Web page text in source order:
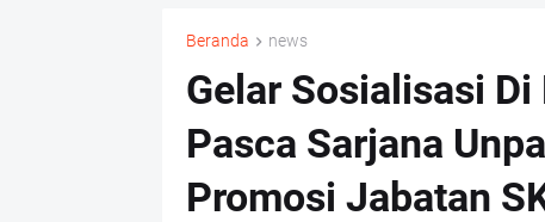
Beranda news
Gelar Sosialisasi
Pasca Sarjana
Promosi Jabatan